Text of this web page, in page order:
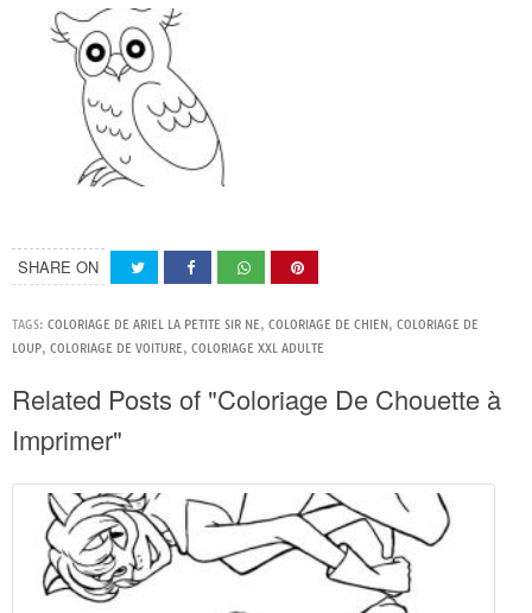
SHARE ON
TAGS: COLORIAGE DE ARIEL LA PETITE SIR NE, COLORIAGE DE CHIEN , COLORIAGE DE
LOUP, COLORIAGE DE VOITURE, COLORIAGE XXL ADULTE
Related Posts of "Coloriage De Chouette à
Imprimer"